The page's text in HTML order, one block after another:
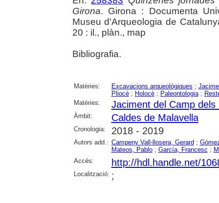
Girona. Girona : Documenta
Museu d'Arqueologia de
20 : il., plàn., map
Bibliografia.
Matèries: Excavacions arqueològiques ;
Pliocè; Holocè; Paleontologia;
Matèries:
Jaciment del Camp
Àmbit: Caldes de Malavella
Cronologia: 2018 - 2019
Autors add.: Campeny Vall-llosera, Gerard ;
Mateos, Pablo; García, Francesc ;
Accés:
http://hdl.handle.net/
Localització: ;